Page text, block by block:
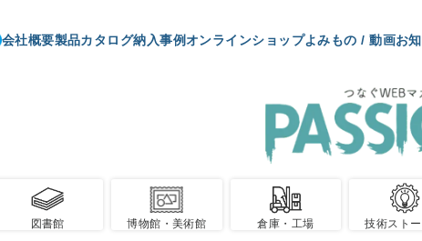
会社概要製品カタログ納入事例オンラインショップよみもの / 動画お
図書館 博物館・美術館 倉庫・工場 技術スト